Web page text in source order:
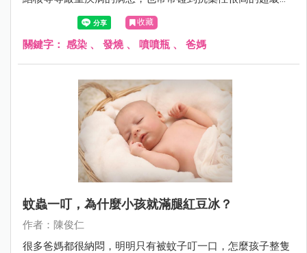
菌，偏偏我是兩個25周極度早產兒的爸爸，我都開玩笑說：
「我是個很髒的爸爸」，可是兩個寶寶卻是抵抗力很差的早
產兒，難道我都不要抱寶寶嗎？那我平常是怎麼做的呢？
收藏
關鍵字： 感染 、 發燒、 噴噴瓶 、 爸媽
蚊蟲一叮，為什麼小孩就滿腿紅豆冰？
作者：陳俊仁
很多爸媽都很納悶，明明只有被蚊子叮一口，怎麼孩子整隻